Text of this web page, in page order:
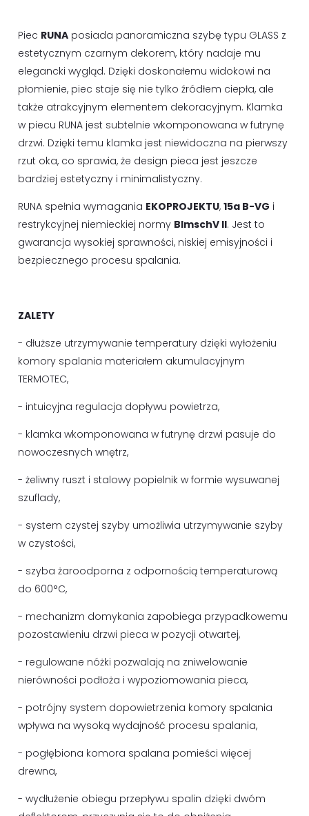
Piec RUNA posiada panoramiczna szybę typu GLASS z
estetycznym czarnym dekorem, który nadaje mu
elegancki wygląd. Dzięki doskonałemu widokowi na
płomienie, piec staje się nie tylko źródłem ciepła, ale
także atrakcyjnym elementem dekoracyjnym. Klamka
w piecu RUNA jest subtelnie wkomponowana w futrynę
drzwi. Dzięki temu klamka jest niewidoczna na pierwszy
rzut oka, co sprawia, że design pieca jest jeszcze
bardziej estetyczny i minimalistyczny.
RUNA spełnia wymagania EKOPROJEKTU, 15a B-VG i
restrykcyjnej niemieckiej normy BlmschV II. Jest to
gwarancja wysokiej sprawności, niskiej emisyjności i
bezpiecznego procesu spalania.
ZALETY
- dłuższe utrzymywanie temperatury dzięki wyłożeniu
komory spalania materiałem akumulacyjnym
TERMOTEC,
- intuicyjna regulacja dopływu powietrza,
- klamka wkomponowana w futrynę drzwi pasuje do
nowoczesnych wnętrz,
- żeliwny ruszt i stalowy popielnik w formie wysuwanej
szuflady,
- system czystej szyby umożliwia utrzymywanie szyby
w czystości,
- szyba żaroodporna z odpornością temperaturową
do 600°C,
- mechanizm domykania zapobiega przypadkowemu
pozostawieniu drzwi pieca w pozycji otwartej,
- regulowane nóżki pozwalają na zniwelowanie
nierówności podłoża i wypoziomowania pieca,
- potrójny system dopowietrzenia komory spalania
wpływa na wysoką wydajność procesu spalania,
- pogłębiona komora spalana pomieści więcej
drewna,
- wydłużenie obiegu przepływu spalin dzięki dwóm